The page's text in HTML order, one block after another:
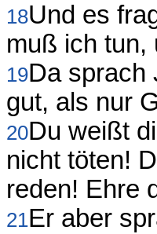
18Und es
muß ich tun,
19Da sprach
gut, als nur
20Du weißt
nicht töten!
reden! Ehre
21Er aber